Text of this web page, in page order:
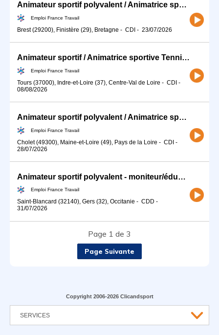
Animateur sportif polyvalent / Animatrice sportive polyvalente (H/F)
Emploi France Travail
Brest (29200), Finistère (29), Bretagne - CDI - 23/07/2026
Animateur sportif / Animatrice sportive Tennis de table (H/F)
Emploi France Travail
Tours (37000), Indre-et-Loire (37), Centre-Val de Loire - CDI -
08/08/2026
Animateur sportif polyvalent / Animatrice sportive polyvalente (H/F)
Emploi France Travail
Cholet (49300), Maine-et-Loire (49), Pays de la Loire - CDI -
28/07/2026
Animateur sportif polyvalent - moniteur/éducateur H/F
Emploi France Travail
Saint-Blancard (32140), Gers (32), Occitanie - CDD -
31/07/2026
Page 1 de 3
Page Suivante
Copyright 2006-2026 Clicandsport
SERVICES